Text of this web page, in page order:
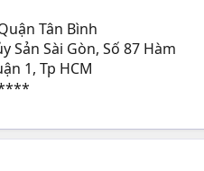
Tân Bình
Sản Sài Gòn, Số 87 Hàm
1, Tp HCM
****